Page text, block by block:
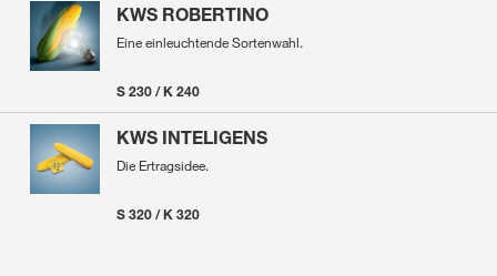
KWS ROBERTINO
Eine einleuchtende Sortenwahl.
S 230 / K 240
KWS INTELIGENS
Die Ertragsidee.
S 320 / K 320